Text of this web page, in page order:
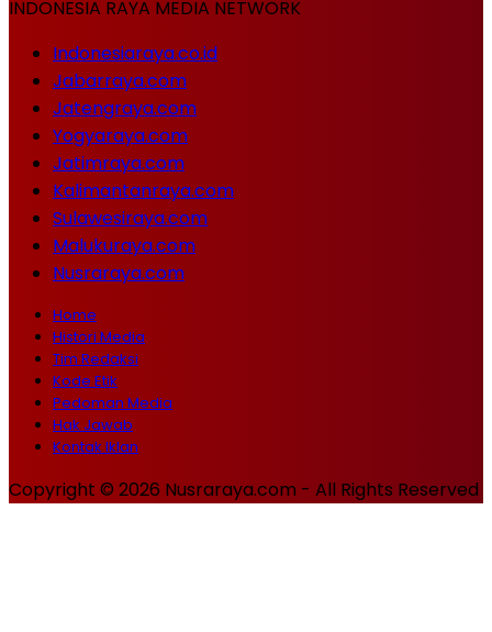
INDONESIA RAYA MEDIA NETWORK
Indonesiaraya.co.id
Jabarraya.com
Jatengraya.com
Yogyaraya.com
Jatimraya.com
Kalimantanraya.com
Sulawesiraya.com
Malukuraya.com
Nusraraya.com
Home
Histori Media
Tim Redaksi
Kode Etik
Pedoman Media
Hak Jawab
Kontak Iklan
Copyright © 2026 Nusraraya.com - All Rights Reserved